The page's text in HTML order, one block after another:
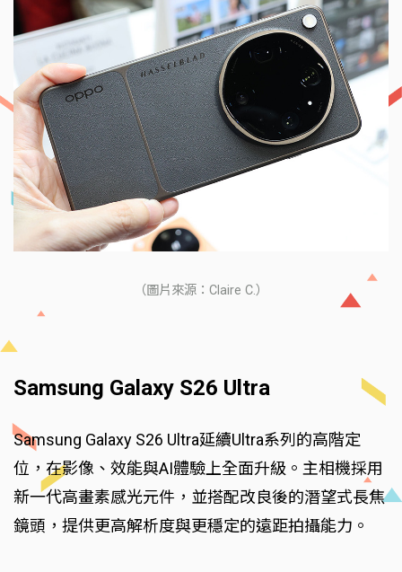
（圖片來源：Claire C.）
Samsung Galaxy S26 Ultra
Samsung Galaxy S26 Ultra延續Ultra系列的高階定
位，在影像、效能與AI體驗上全面升級。主相機採用
新一代高畫素感光元件，並搭配改良後的潛望式長焦
鏡頭，提供更高解析度與更穩定的遠距拍攝能力。